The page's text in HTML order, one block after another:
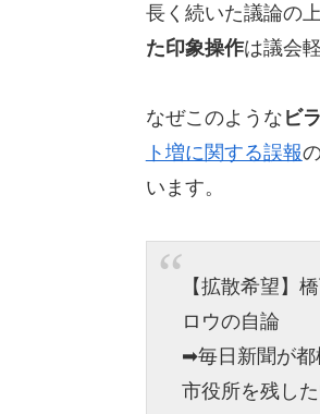
長く続いた議論の
た印象操作は議会
なぜこのような ビ
ト増に関する誤報
います。
【拡散希望】
ロウの自論
➡︎毎日新聞が都
市役所を残し